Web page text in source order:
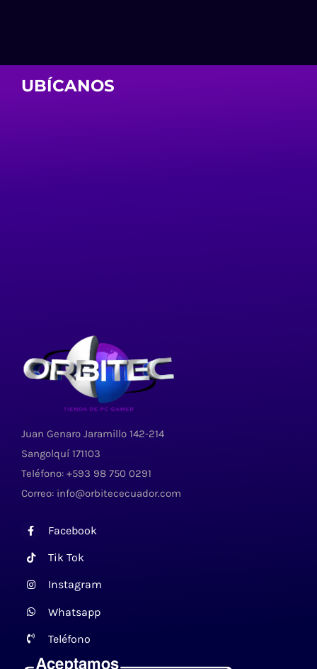
UBÍCANOS
Juan Genaro Jaramillo 142-214
Sangolquí 171103
Teléfono: +593 98 750 0291
Correo: info@orbitececuador.com
Facebook
Tik Tok
Instagram
Whatsapp
Teléfono